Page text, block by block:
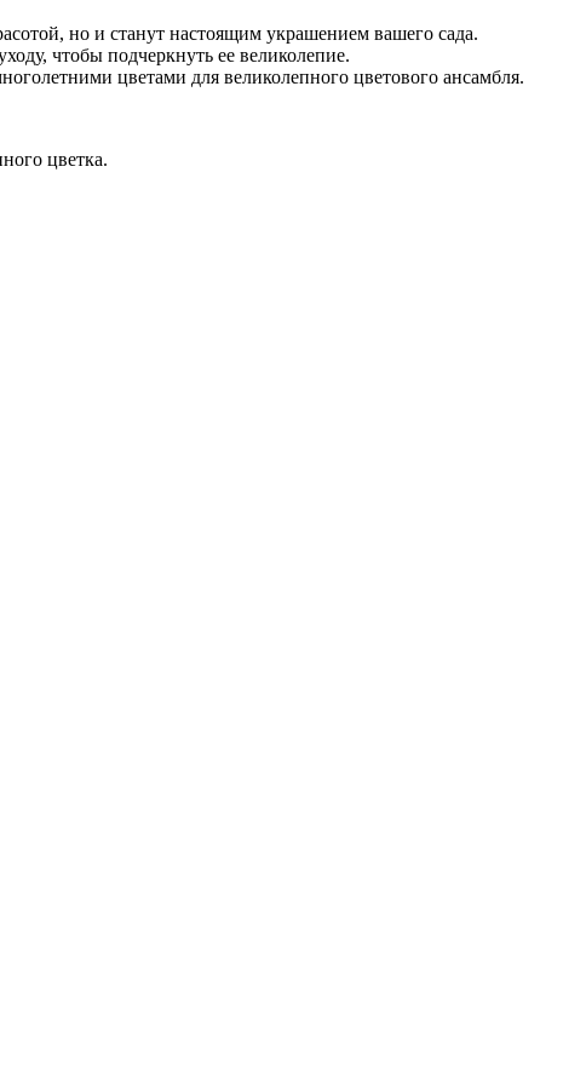
но и станут настоящим украшением вашего сада.
чтобы подчеркнуть ее великолепие.
цветами для великолепного цветового ансамбля.
цветка.